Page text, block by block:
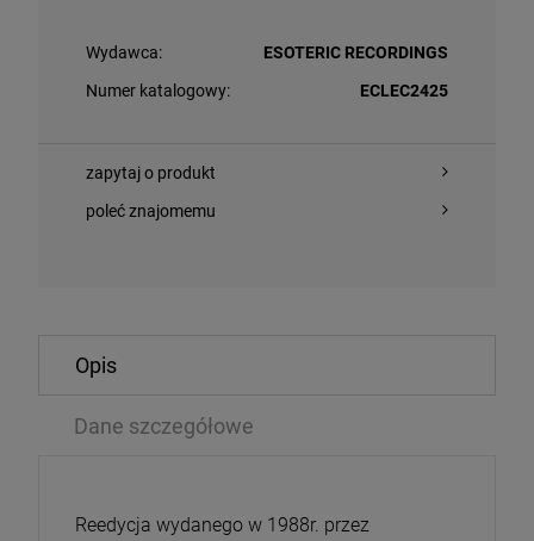
Wydawca:
ESOTERIC RECORDINGS
Numer katalogowy:
ECLEC2425
zapytaj o produkt
poleć znajomemu
Opis
Dane szczegółowe
Reedycja wydanego w 1988r. przez